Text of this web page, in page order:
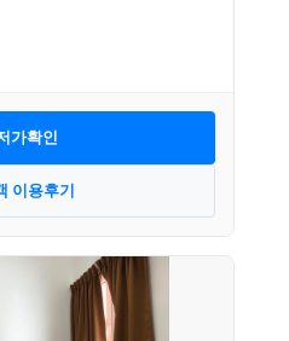
가확인
이용후기